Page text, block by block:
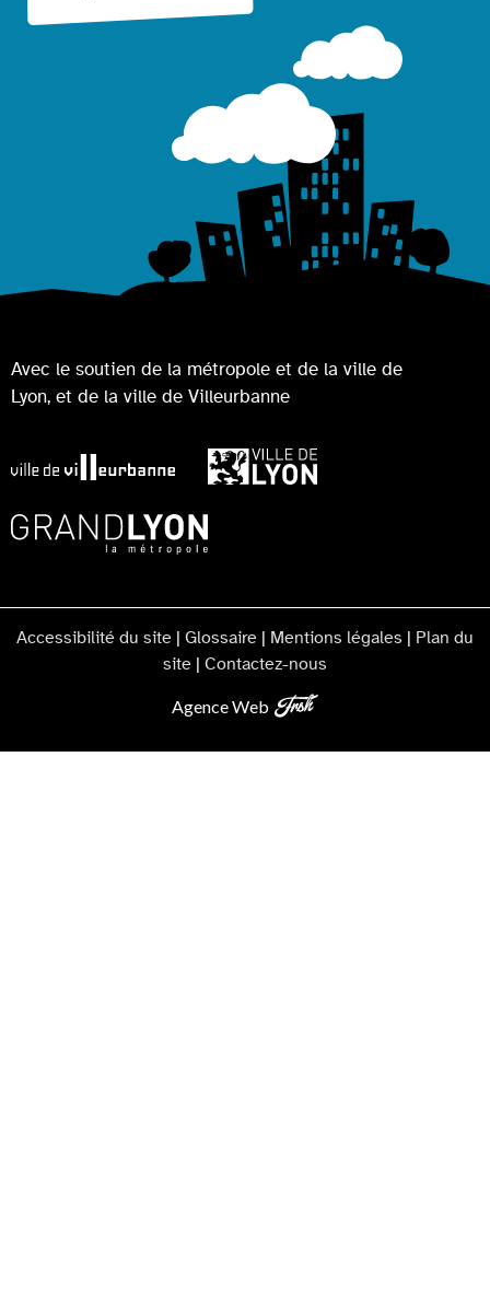
Avec le soutien de la métropole et de la ville de
Lyon, et de la ville de Villeurbanne
Accessibilité du site Glossaire Mentions légales
Plan du
site
Contactez-nous
Agence Web